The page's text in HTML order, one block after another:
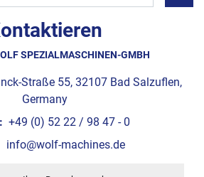
SPEZIALMASCHINEN-GMBH
Straße 55, 32107 Bad Salzuflen,
Germany
+49 (0) 52 22 / 98 47 - 0
info@wolf-machines.de